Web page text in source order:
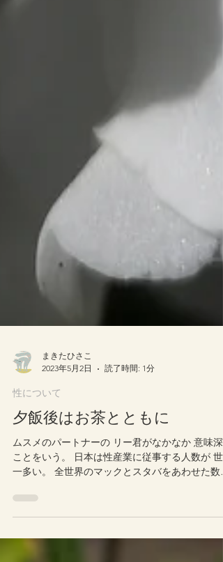
まきたひさこ
2023年5月2日
読了時間: 1分
性について
夕飯後はお茶とともに
ことをいう。 日本は性産業に従事する人数が 世
一多い。 全世界のマックとスタバをあわせた数よ